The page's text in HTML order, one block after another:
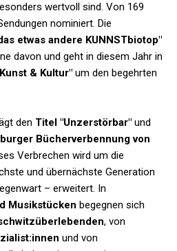
wertvoll sind. Von 169
nominiert. Die
etwas andere KUNNSTbiotop"
davon und geht in diesem Jahr in
& Kultur" um den begehrten
den Titel "Unzerstörbar" und
Bücherverbennung von
Verbrechen wird um die
und übernächste Generation
– erweitert. In
Musikstücken begegnen sich
, von
und von